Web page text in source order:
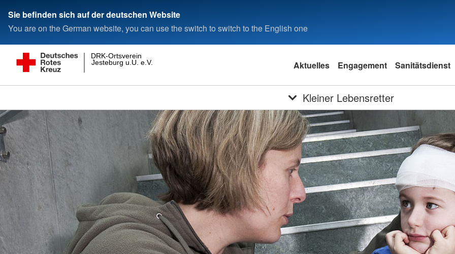
Sie befinden sich auf der deutschen Website
You are on the German website, you can use the switch to switch to the English one
Jesteburg u.U. e.V.
DRK-Ortsverein
Aktuelles Engagement Sanitätsdienst
Kleiner Lebensretter